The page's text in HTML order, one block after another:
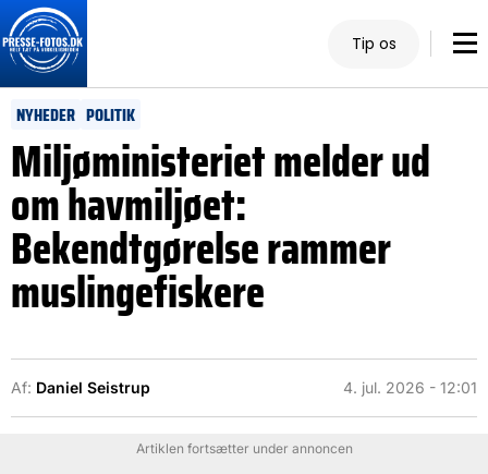
Tip os
NYHEDER POLITIK
Miljøministeriet melder ud
om havmiljøet:
Bekendtgørelse rammer
muslingefiskere
Af: Daniel Seistrup 4. jul. 2026 - 12:01
Artiklen fortsætter under annoncen